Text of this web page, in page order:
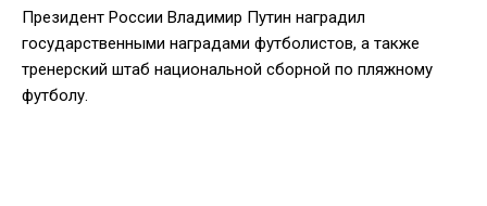
Президент России Владимир Путин наградил
государственными наградами футболистов, а также
тренерский штаб национальной сборной по пляжному
футболу.